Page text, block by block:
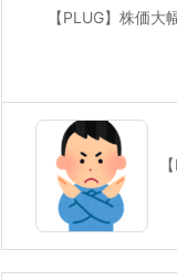
【PLUG】株価